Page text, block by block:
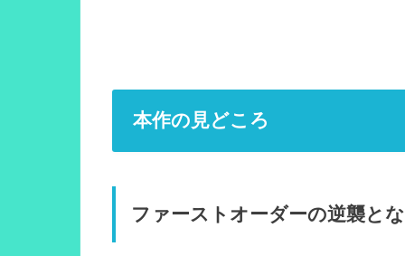
本作の見どころ
ファーストオーダーの逆襲と